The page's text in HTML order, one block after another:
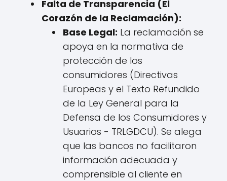
Falta de Transparencia (El
Corazón de la Reclamación):
Base Legal: La reclamación se
apoya en la normativa de
protección de los
consumidores (Directivas
Europeas y el Texto Refundido
de la Ley General para la
Defensa de los Consumidores y
Usuarios - TRLGDCU). Se alega
que las bancos no facilitaron
información adecuada y
comprensible al cliente en